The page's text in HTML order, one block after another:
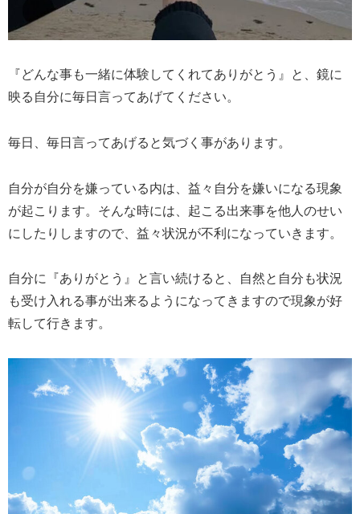
『どんな事も一緒に体験してくれてありがとう』と、鏡に
映る自分に毎日言ってあげてください。
毎日、毎日言ってあげると気づく事があります。
自分が自分を嫌っている内は、益々自分を嫌いになる現象
が起こります。そんな時には、起こる出来事を他人のせい
にしたりしますので、益々状況が不利になっていきます。
自分に『ありがとう』と言い続けると、自然と自分も状況
も受け入れる事が出来るようになってきますので現象が好
転して行きます。